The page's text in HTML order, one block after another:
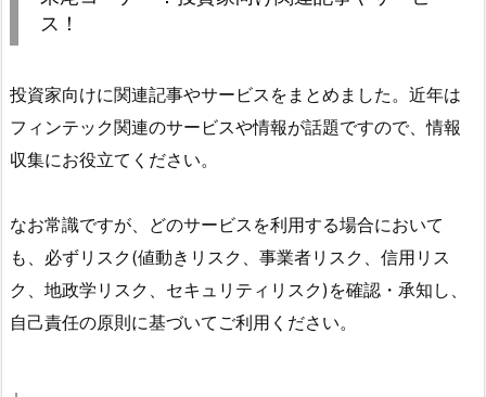
ス！
投資家向けに関連記事やサービスをまとめました。近年は
フィンテック関連のサービスや情報が話題ですので、情報
収集にお役立てください。
なお常識ですが、どのサービスを利用する場合において
も、必ずリスク(値動きリスク、事業者リスク、信用リス
ク、地政学リスク、セキュリティリスク)を確認・承知し、
自己責任の原則に基づいてご利用ください。